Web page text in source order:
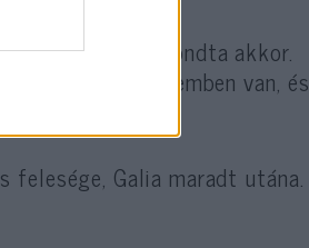
valaha” – mondta akkor.
a személyiségemben van, és
Galia maradt utána.